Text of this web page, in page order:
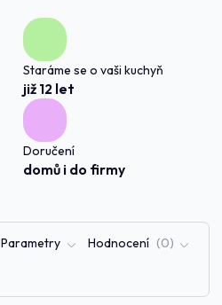
Staráme se o vaši kuchyň
již 12 let
Doručení
domů i do firmy
Parametry Hodnocení 0